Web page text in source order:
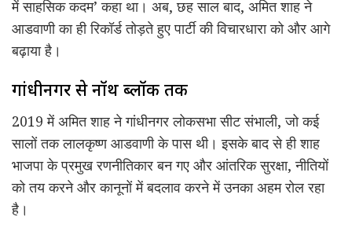
में साहसिक कदम’ कहा था। अब, छह साल बाद, अमित शाह ने
आडवाणी का ही रिकॉर्ड तोड़ते हुए पार्टी की विचारधारा को और आगे
बढ़ाया है।
गांधीनगर से नॉर्थ ब्लॉक तक
2019 में अमित शाह ने गांधीनगर लोकसभा सीट संभाली, जो कई
सालों तक लालकृष्ण आडवाणी के पास थी। इसके बाद से ही शाह
भाजपा के प्रमुख रणनीतिकार बन गए और आंतरिक सुरक्षा, नीतियों
को तय करने और कानूनों में बदलाव करने में उनका अहम रोल रहा
है।